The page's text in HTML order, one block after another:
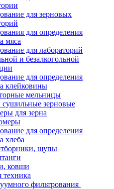
для зерновых
для определения
мяса
для лабораторий
и безалкогольной
для определения
клейковины
мельницы
зерновые
для зерна
для определения
хлеба
щупы
ковши
фильтрования